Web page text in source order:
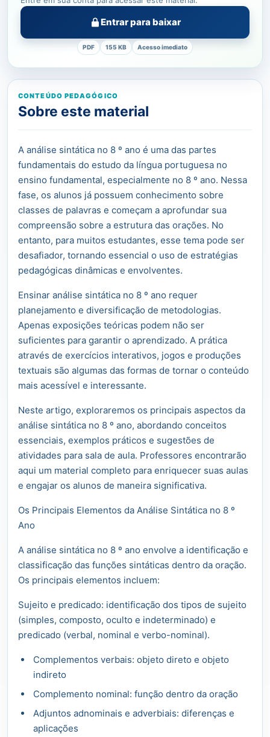
Entrar para baixar
PDF 155 KB Acesso imediato
CONTEÚDO PEDAGÓGICO
Sobre este material
A análise sintática no 8 º ano é uma das partes
fundamentais do estudo da língua portuguesa no
ensino fundamental, especialmente no 8 º ano. Nessa
fase, os alunos já possuem conhecimento sobre
classes de palavras e começam a aprofundar sua
compreensão sobre a estrutura das orações. No
entanto, para muitos estudantes, esse tema pode ser
desafiador, tornando essencial o uso de estratégias
pedagógicas dinâmicas e envolventes.
Ensinar análise sintática no 8 º ano requer
planejamento e diversificação de metodologias.
Apenas exposições teóricas podem não ser
suficientes para garantir o aprendizado. A prática
através de exercícios interativos, jogos e produções
textuais são algumas das formas de tornar o conteúdo
mais acessível e interessante.
Neste artigo, exploraremos os principais aspectos da
análise sintática no 8 º ano, abordando conceitos
essenciais, exemplos práticos e sugestões de
atividades para sala de aula. Professores encontrarão
aqui um material completo para enriquecer suas aulas
e engajar os alunos de maneira significativa.
Os Principais Elementos da Análise Sintática no 8 º
Ano
A análise sintática no 8 º ano envolve a identificação e
classificação das funções sintáticas dentro da oração.
Os principais elementos incluem:
Sujeito e predicado: identificação dos tipos de sujeito
(simples, composto, oculto e indeterminado) e
predicado (verbal, nominal e verbo-nominal).
Complementos verbais: objeto direto e objeto
indireto
Complemento nominal: função dentro da oração
Adjuntos adnominais e adverbiais: diferenças e
aplicações